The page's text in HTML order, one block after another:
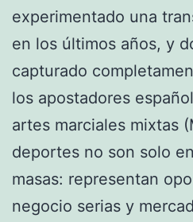
experimentado una
en los últimos años, y
capturado
los apostadores
artes marciales mixtas
deportes no son solo
masas: representan
negocio serias y